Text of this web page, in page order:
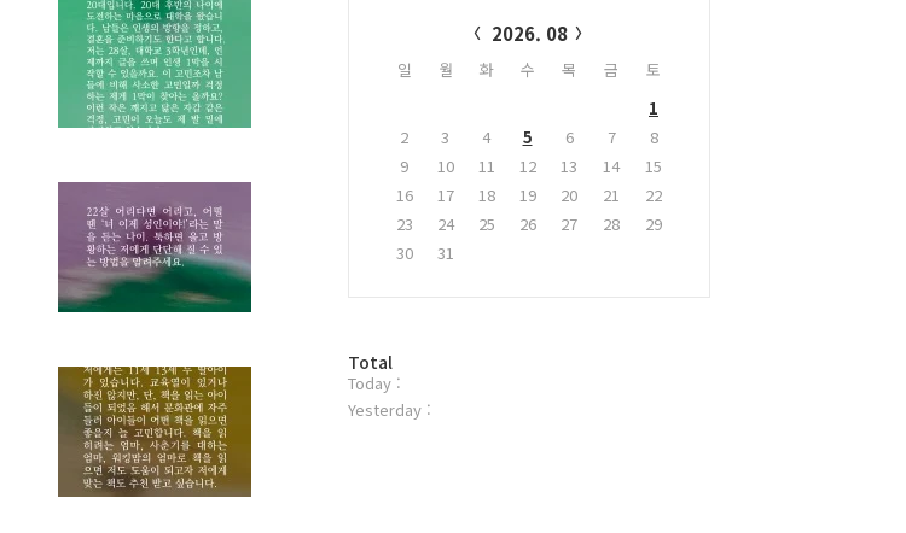
2026. 08
일 월 화 수 목 금
토
1
2
3 4 5 6 7
8
9
10 11 12 13 14
15
16
17 18 19 20 21
22
23
24 25 26 27 28
29
30
31
방
문
자
Total
Today :
Yesterday :